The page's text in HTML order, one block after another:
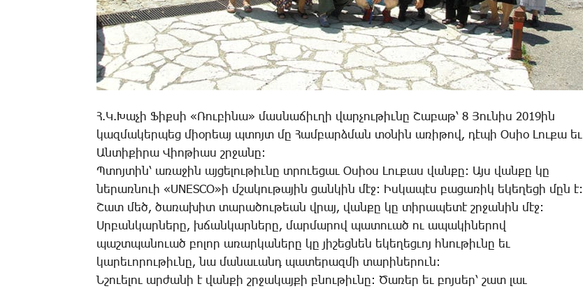
Հ.Կ.­Խա­չի Ֆիք­սի «­Ռու­բի­նա» մաս­նա­ճիւ­ղի վար­չու­թիւ­նը Շա­բաթ՝ 8 Յու­նիս 2019ին
կազ­մա­կեր­պեց միօ­րեայ պտոյտ մը Համ­բարձ­ման տօ­նին ա­ռի­թով, դէ­պի Օ­սիօ Լու­քա եւ
Ան­տի­քի­րա Վիո­թիաս շրջա­նը:
Պ­տոյ­տին՝ ա­ռա­ջին այ­ցե­լու­թիւ­նը տրո­ւե­ցաւ Օ­սիօս Լու­քաս վան­քը: Այս վան­քը կը
նե­րառ­նո­ւի «UNESCO»ի մշա­կու­թա­յին ցան­կին մէջ: Իս­կա­պէս բա­ցա­ռիկ ե­կե­ղե­ցի մըն է:
Շատ մեծ, ծա­ռա­խիտ տա­րա­ծու­թեան վրայ, վան­քը կը տի­րա­պե­տէ շրջա­նին մէջ:
Սր­բան­կար­նե­րը, խճան­կար­նե­րը, մար­մա­րով պա­տո­ւած ու ա­պա­կի­նե­րով
պաշտ­պա­նո­ւած բո­լոր ա­ռար­կա­նե­րը կը յի­շեց­նեն ե­կե­ղեց­ւոյ հնու­թիւ­նը եւ
կա­րե­ւո­րու­թիւ­նը, նա մա­նա­ւանդ պա­տե­րազ­մի տա­րի­նե­րուն:
Ն­շուե­լու ար­ժա­նի է վան­քի շրջա­կայ­քի բնու­թիւ­նը: Ծա­ռեր եւ բոյ­սեր՝ շատ լաւ